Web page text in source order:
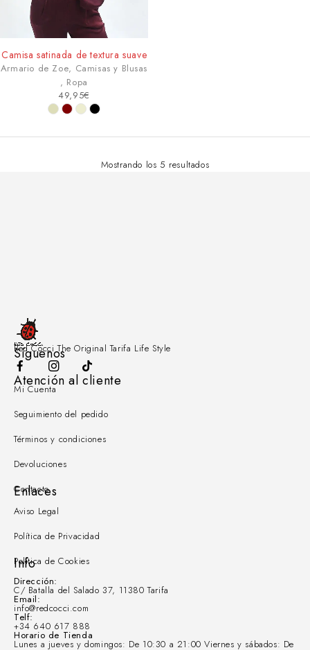
Camisa satinada de textura suave
Armario de Zoe, Camisas y Blusas
, Ropa
49,95€
Mostrando los 5 resultados
Red Cocci The Original Tarifa Life Style
Síguenos
Atención al cliente
Mi Cuenta
Seguimiento del pedido
Términos y condiciones
Devoluciones
Contacto
Enlaces
Aviso Legal
Política de Privacidad
Política de Cookies
Info
Dirección:
C/ Batalla del Salado 37, 11380 Tarifa
Email:
info@redcocci.com
Telf:
+34 640 617 888
Horario de Tienda
Lunes a jueves y domingos: De 10:30 a 21:00 Viernes y sábados: De